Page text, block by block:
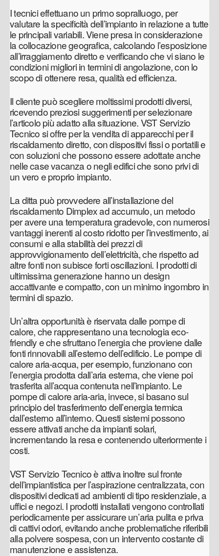
I tecnici effettuano un primo sopralluogo, per
valutare la specificità dell’impianto in relazione a tutte
le principali variabili. Viene presa in considerazione
la collocazione geografica, calcolando l’esposizione
all’irraggiamento diretto e verificando che vi siano le
condizioni migliori in termini di angolazione, con lo
scopo di ottenere resa, qualità ed efficienza.
Il cliente può scegliere moltissimi prodotti diversi,
ricevendo preziosi suggerimenti per selezionare
l’articolo più adatto alla situazione. VST Servizio
Tecnico si offre per la vendita di apparecchi per il
riscaldamento diretto, con dispositivi fissi o portatili e
con soluzioni che possono essere adottate anche
nelle case vacanza o negli edifici che sono privi di
un vero e proprio impianto.
La ditta può provvedere all’installazione del
riscaldamento Dimplex ad accumulo, un metodo
per avere una temperatura gradevole, con numerosi
vantaggi inerenti al costo ridotto per l’investimento, ai
consumi e alla stabilità dei prezzi di
approvvigionamento dell’elettricità, che rispetto ad
altre fonti non subisce forti oscillazioni. I prodotti di
ultimissima generazione hanno un design
accattivante e compatto, con un minimo ingombro in
termini di spazio.
Un’altra opportunità è riservata dalle pompe di
calore, che rappresentano una tecnologia eco-
friendly e che sfruttano l’energia che proviene dalle
fonti rinnovabili all’esterno dell’edificio. Le pompe di
calore aria-acqua, per esempio, funzionano con
l’energia prodotta dall’aria esterna, che viene poi
trasferita all’acqua contenuta nell’impianto. Le
pompe di calore aria-aria, invece, si basano sul
principio del trasferimento dell’energia termica
dall’esterno all’interno. Questi sistemi possono
essere attivati anche da impianti solari,
incrementando la resa e contenendo ulteriormente i
costi.
VST Servizio Tecnico è attiva inoltre sul fronte
dell’impiantistica per l’aspirazione centralizzata, con
dispositivi dedicati ad ambienti di tipo residenziale, a
uffici e negozi. I prodotti installati vengono controllati
periodicamente per assicurare un’aria pulita e priva
di cattivi odori, evitando anche problematiche riferibili
alla polvere sospesa, con un intervento costante di
manutenzione e assistenza.